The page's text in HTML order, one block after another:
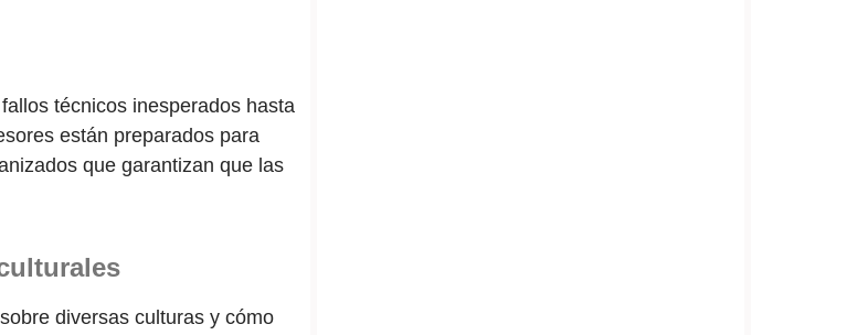
técnicos inesperados hasta
están preparados para
que garantizan que las
diversas culturas y cómo